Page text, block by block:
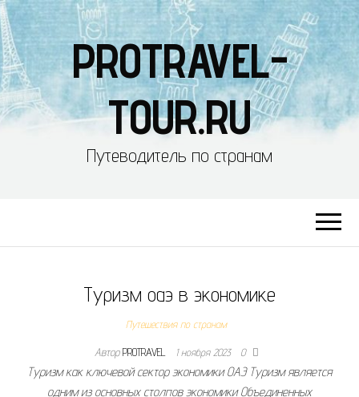
PROTRAVEL-
TOUR.RU
Путеводитель по странам
Туризм оаэ в экономике
Путешествия по странам
АвторPROTRAVEL 1 ноября 2023 0
Туризм как ключевой сектор экономики ОАЭ Туризм является
одним из основных столпов экономики Объединенных